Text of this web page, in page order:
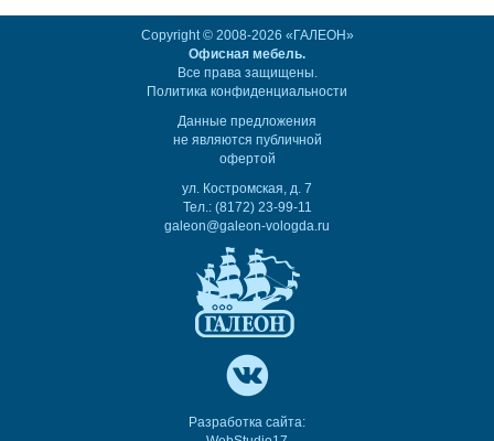
Copyright © 2008-2026 «ГАЛЕОН»
Офисная мебель.
Все права защищены.
Политика конфиденциальности
Данные предложения
не являются публичной
офертой
ул. Костромская, д. 7
Тел.: (8172) 23-99-11
galeon@galeon-vologda.ru
Разработка сайта: